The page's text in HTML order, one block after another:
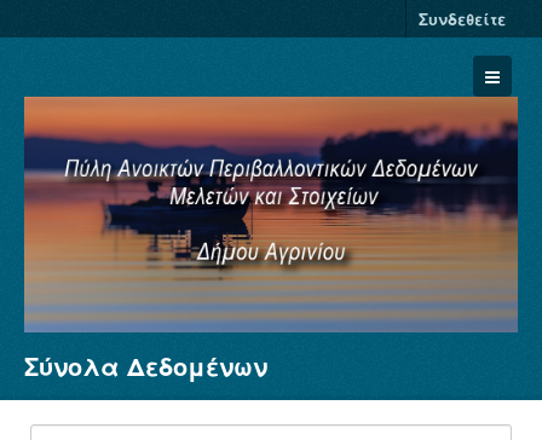
Συνδεθείτε
Σύνολα Δεδομένων
Φορείς
Σύνολα Δεδομένων